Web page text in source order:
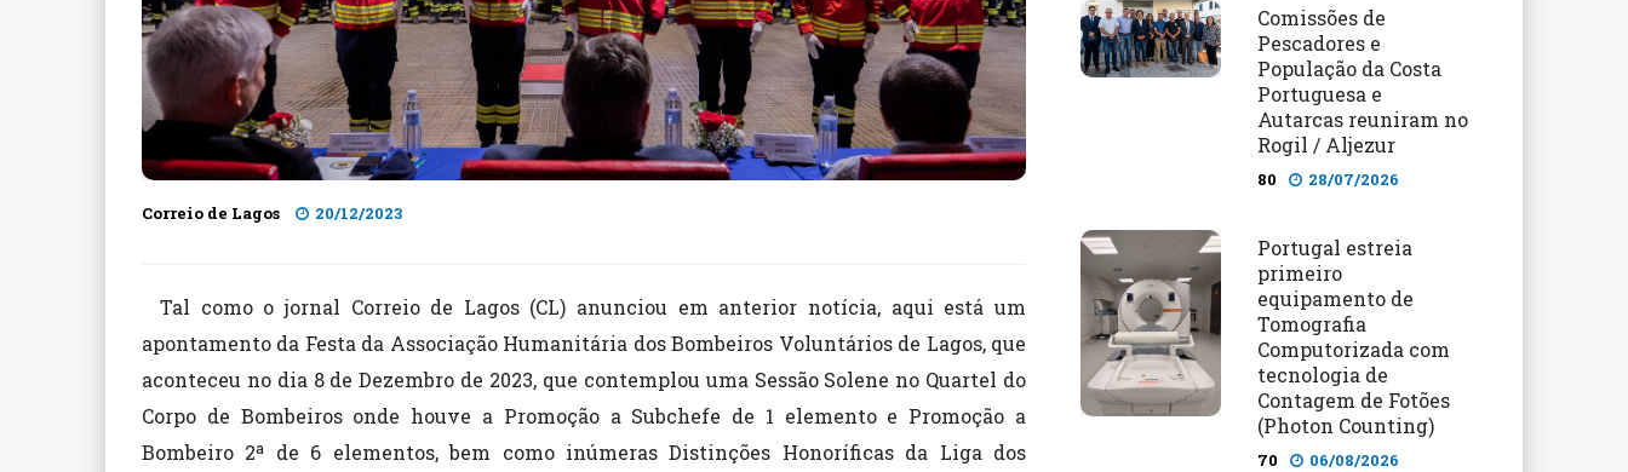
Correio de Lagos 20/12/2023
Tal como o jornal Correio de Lagos (CL) anunciou em anterior notícia, aqui está um
apontamento da Festa da Associação Humanitária dos Bombeiros Voluntários de Lagos, que
aconteceu no dia 8 de Dezembro de 2023, que contemplou uma Sessão Solene no Quartel do
Corpo de Bombeiros onde houve a Promoção a Subchefe de 1 elemento e Promoção a
Bombeiro 2ª de 6 elementos, bem como inúmeras Distinções Honoríficas da Liga dos
Comissões de
Pescadores e
População da Costa
Portuguesa e
Autarcas reuniram no
Rogil / Aljezur
80 28/07/2026
Portugal estreia
primeiro
equipamento de
Tomografia
Computorizada com
tecnologia de
Contagem de Fotões
(Photon Counting)
70 06/08/2026